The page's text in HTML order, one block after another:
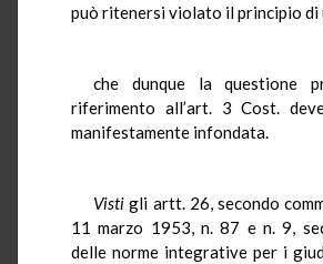
può ritenersi violato il principio di
che dunque la questione
riferimento all’art. 3 Cost.
manifestamente infondata.
Visti gli artt. 26, secondo
11 marzo 1953, n. 87 e n. 9,
delle norme integrative per i